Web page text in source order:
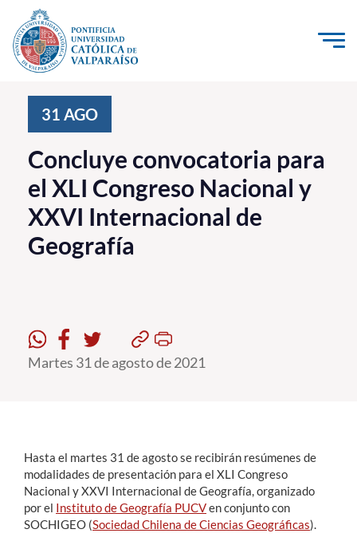
Click acá para ir directamente al contenido
Investigación, Creación e Innovación
PUCV Internacional
Vinculación con el Medio
Admisión
Formación Continua
Funcionarios
Alumni
31 AGO
Concluye convocatoria para
el XLI Congreso Nacional y
XXVI Internacional de
Geografía
Martes 31 de agosto de 2021
Hasta el martes 31 de agosto se recibirán resúmenes de
modalidades de presentación para el XLI Congreso
Nacional y XXVI Internacional de Geografía, organizado
por el Instituto de Geografía PUCVen conjunto con
SOCHIGEO (Sociedad Chilena de Ciencias Geográficas).